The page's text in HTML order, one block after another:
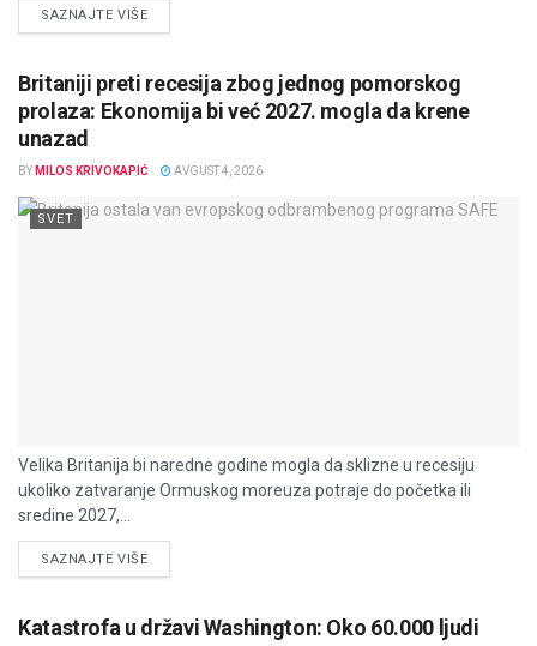
SAZNAJTE VIŠEDETAILS
Britaniji preti recesija zbog jednog pomorskog
prolaza: Ekonomija bi već 2027. mogla da krene
unazad
BY MILOS KRIVOKAPIĆ AVGUST 4, 2026
SVET
Velika Britanija bi naredne godine mogla da sklizne u recesiju
ukoliko zatvaranje Ormuskog moreuza potraje do početka ili
sredine 2027,...
SAZNAJTE VIŠEDETAILS
Katastrofa u državi Washington: Oko 60.000 ljudi